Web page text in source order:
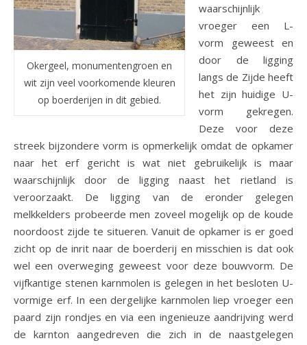
Okergeel, monumentengroen en
wit zijn veel voorkomende kleuren
op boerderijen in dit gebied.
waarschijnlijk
vroeger een L-
vorm geweest en
door de ligging
langs de Zijde heeft
het zijn huidige U-
vorm gekregen.
Deze voor deze
streek bijzondere vorm is opmerkelijk omdat de opkamer
naar het erf gericht is wat niet gebruikelijk is maar
waarschijnlijk door de ligging naast het rietland is
veroorzaakt. De ligging van de eronder gelegen
melkkelders probeerde men zoveel mogelijk op de koude
noordoost zijde te situeren. Vanuit de opkamer is er goed
zicht op de inrit naar de boerderij en misschien is dat ook
wel een overweging geweest voor deze bouwvorm. De
vijfkantige stenen karnmolen is gelegen in het besloten U-
vormige erf. In een dergelijke karnmolen liep vroeger een
paard zijn rondjes en via een ingenieuze aandrijving werd
de karnton aangedreven die zich in de naastgelegen